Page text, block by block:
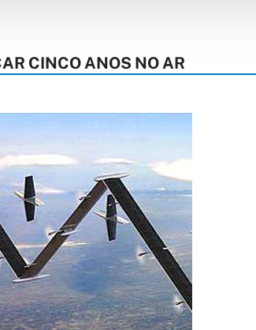
CINCO ANOS NO AR